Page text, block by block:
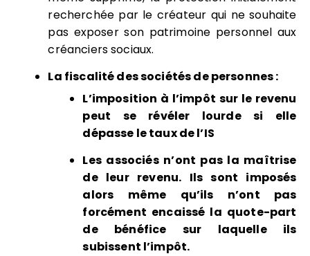
recherchée par le créateur qui ne souhaite
pas exposer son patrimoine personnel aux
créanciers sociaux.
La fiscalité des sociétés de personnes :
L’imposition à l’impôt sur le revenu
peut se révéler lourde si elle
dépasse le taux de l’IS
Les associés n’ont pas la maîtrise
de leur revenu. Ils sont imposés
alors même qu’ils n’ont pas
forcément encaissé la quote-part
de bénéfice sur laquelle ils
subissent l’impôt.